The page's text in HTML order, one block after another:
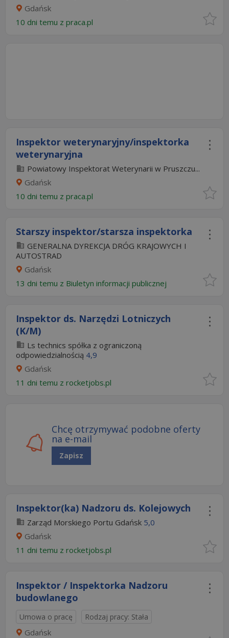
Gdańsk
10 dni temu z praca.pl
Inspektor weterynaryjny/inspektorka
weterynaryjna
Powiatowy Inspektorat Weterynarii w Pruszczu...
Gdańsk
10 dni temu z praca.pl
Starszy inspektor/starsza inspektorka
GENERALNA DYREKCJA DRÓG KRAJOWYCH I
AUTOSTRAD
Gdańsk
13 dni temu z Biuletyn informacji publicznej
Inspektor ds. Narzędzi Lotniczych
(K/M)
Ls technics spółka z ograniczoną
odpowiedzialnością 4,9
Gdańsk
11 dni temu z rocketjobs.pl
Chcę otrzymywać podobne oferty
na e-mail
Zapisz
Inspektor(ka) Nadzoru ds. Kolejowych
Zarząd Morskiego Portu Gdańsk 5,0
Gdańsk
11 dni temu z rocketjobs.pl
Inspektor / Inspektorka Nadzoru
budowlanego
Umowa o pracę Rodzaj pracy: Stała
Gdańsk